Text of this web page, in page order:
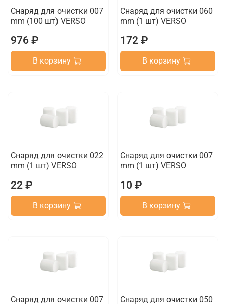
Снаряд для очистки 007
mm (100 шт) VERSO
976 ₽
В корзину
Снаряд для очистки 060
mm (1 шт) VERSO
172 ₽
В корзину
Снаряд для очистки 022
mm (1 шт) VERSO
22 ₽
В корзину
Снаряд для очистки 007
mm (1 шт) VERSO
10 ₽
В корзину
Снаряд для очистки 007
Снаряд для очистки 050